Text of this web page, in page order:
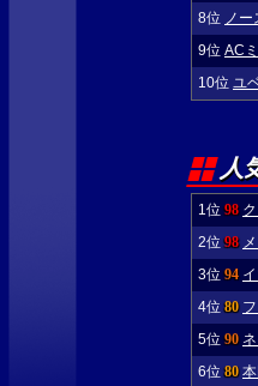
8位 ノー
9位 AC
10位 ユ
人
1位98
2位98
3位94
4位80
5位90
6位80